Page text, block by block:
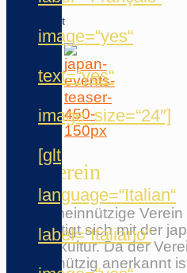
image=“yes“
text=“yes“
image_size=“24″]
[glt
language=“Italian“
label=“Italiano“
Main-
Gebiet
Der Verein
Der gemeinnützige
beschäftigt sich mit der
Populärkultur. Da der
gemeinnützig anerkannt